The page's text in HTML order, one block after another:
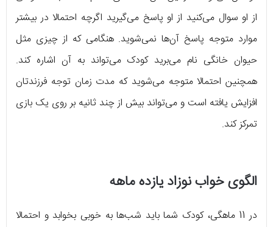
از او سوال می‌کنید از او پاسخ می‌گیرید اگرچه احتمالا در بیشتر
موارد متوجه پاسخ آن‌ها نمی‌شوید. هنگامی که از چیزی مثل
حیوان خانگی نام می‌برید کودک می‌تواند به آن اشاره کند.
همچنین احتمالا متوجه می‌شوید که مدت زمان توجه فرزندتان
افزایش یافته است و می‌تواند بیش از چند ثانیه بر روی یک بازی
تمرکز کند.
الگوی خواب نوزاد یازده ماهه
در 11 ماهگی، کودک شما باید شب‌ها به خوبی بخوابد و احتمالا